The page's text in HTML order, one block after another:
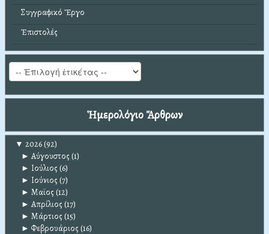
Συγγραφικό Ἔργο
Ἐπιστολές
Ἡμερολόγιο Ἄρθρων
▼ 2026(92)
► Αύγουστος (1)
► Ιούλιος (6)
► Ιούνιος (7)
► Μαϊος (12)
► Απρίλιος (17)
► Μάρτιος (15)
► Φεβρουάριος (16)